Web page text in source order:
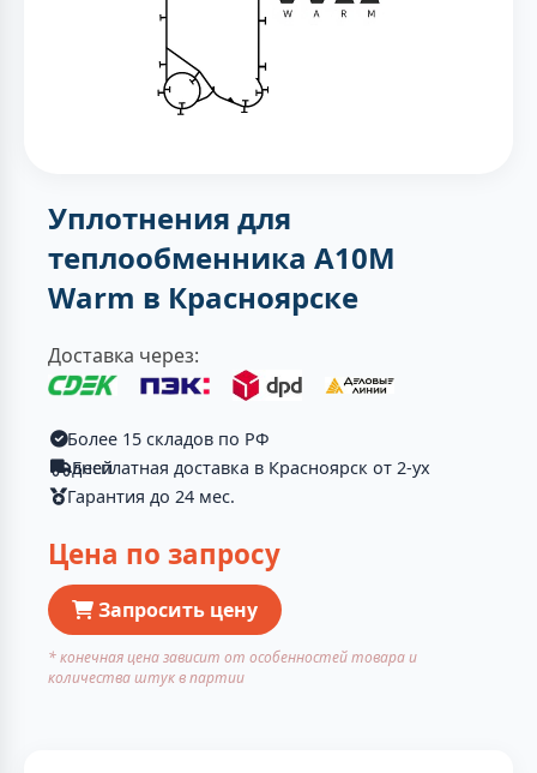
Уплотнения для
теплообменника A10M
Warm в Красноярске
Доставка через:
Более 15 складов по РФ
Бесплатная доставка в Красноярск от 2-ух дней
Гарантия до 24 мес.
Цена по запросу
Запросить цену
* конечная цена зависит от особенностей товара и
количества штук в партии